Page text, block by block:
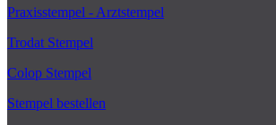
Praxisstempel - Arztstempel
Trodat Stempel
Colop Stempel
Stempel bestellen